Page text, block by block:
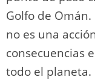
Golfo de
no es una
consecuencias
todo el planeta.